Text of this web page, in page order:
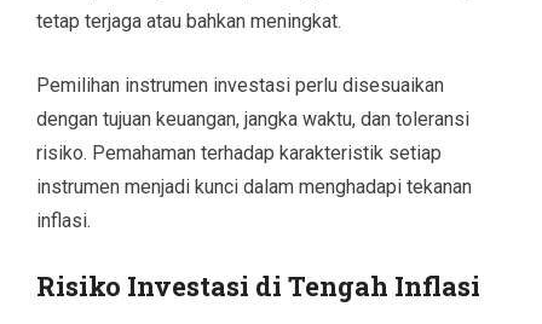
tetap terjaga atau bahkan meningkat.
Pemilihan instrumen investasi perlu disesuaikan
dengan tujuan keuangan, jangka waktu, dan toleransi
risiko. Pemahaman terhadap karakteristik setiap
instrumen menjadi kunci dalam menghadapi tekanan
inflasi.
Risiko Investasi di Tengah Inflasi